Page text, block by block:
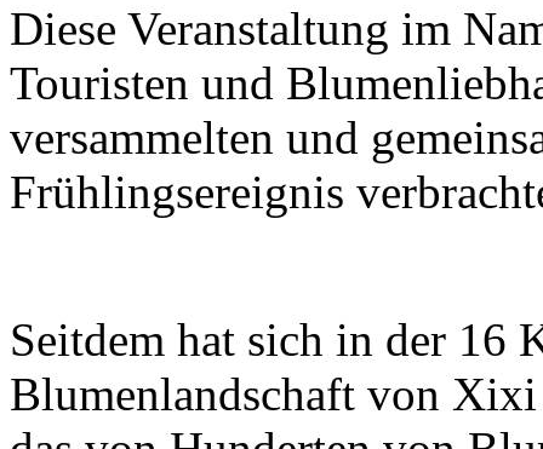
Diese Veranstaltung im
Touristen und
versammelten und
Frühlingsereignis
Seitdem hat sich in der 16
Blumenlandschaft von